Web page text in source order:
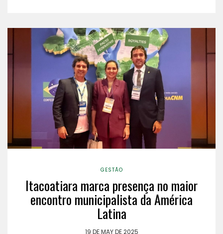
GESTÃO
Itacoatiara marca presença no maior
encontro municipalista da América
Latina
19 DE MAY DE 2025